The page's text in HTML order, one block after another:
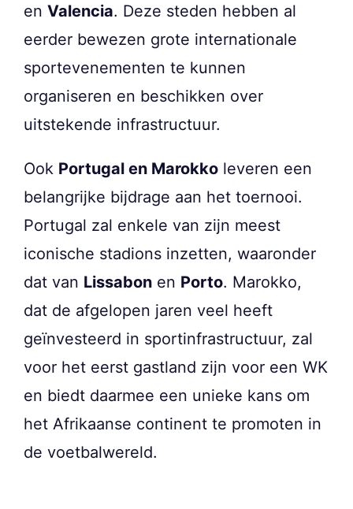
en Valencia. Deze steden hebben al
eerder bewezen grote internationale
sportevenementen te kunnen
organiseren en beschikken over
uitstekende infrastructuur.
Ook Portugal en Marokko leveren een
belangrijke bijdrage aan het toernooi.
Portugal zal enkele van zijn meest
iconische stadions inzetten, waaronder
dat van Lissabon en Porto. Marokko,
dat de afgelopen jaren veel heeft
geïnvesteerd in sportinfrastructuur, zal
voor het eerst gastland zijn voor een WK
en biedt daarmee een unieke kans om
het Afrikaanse continent te promoten in
de voetbalwereld.